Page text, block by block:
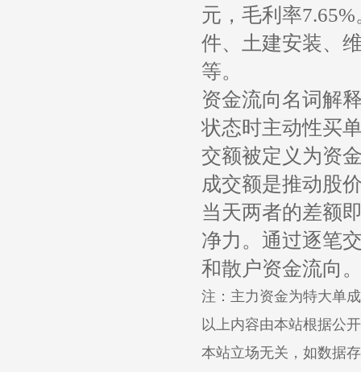
元，毛利率
件、土建安装、
等。
资金流向名词解
状态时主动性买
交额被定义为资
成交额是推动股
当天两者的差额
净力。通过逐笔
和散户资金流向
注：主力资金为特大单
以上内容由本站根据公
本站立场无关，如数据